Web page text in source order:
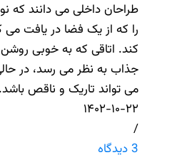
طراحان داخلی می دانند که
را که از یک فضا در یافت می
کند. اتاقی که به خوبی
جذاب به نظر می رسد، در
می تواند تاریک و ناقص
۱۴۰۲-۱۰-۲۲
/
3 دیدگاه